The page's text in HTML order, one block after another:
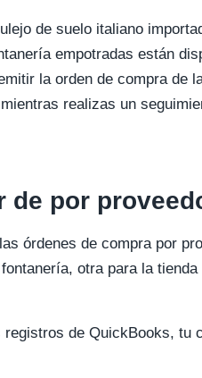
de suelo italiano
empotradas están
la orden de compra de
realizas un
de por
órdenes de compra por
otra para la
de QuickBooks, tu